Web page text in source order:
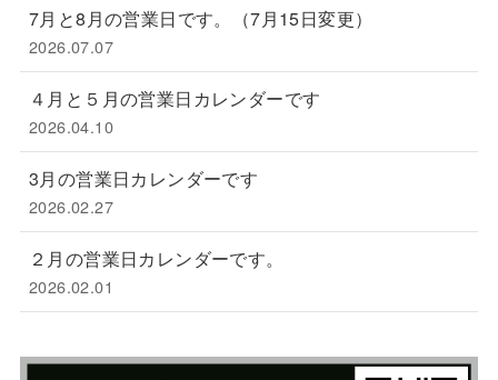
7月と8月の営業日です。（7月15日変更）
2026.07.07
４月と５月の営業日カレンダーです
2026.04.10
3月の営業日カレンダーです
2026.02.27
２月の営業日カレンダーです。
2026.02.01